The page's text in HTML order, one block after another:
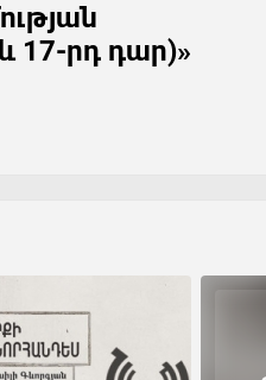
17-րդ դար)»